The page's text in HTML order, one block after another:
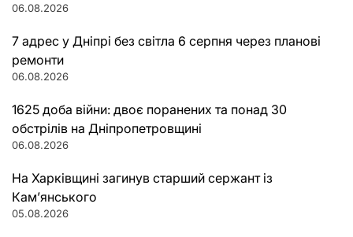
06.08.2026
7 адрес у Дніпрі без світла 6 серпня через планові
ремонти
06.08.2026
1625 доба війни: двоє поранених та понад 30
обстрілів на Дніпропетровщині
06.08.2026
На Харківщині загинув старший сержант із
Кам’янського
05.08.2026